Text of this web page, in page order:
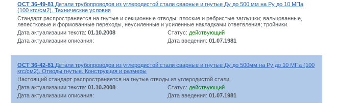
ОСТ 36-49-81 Детали трубопроводов из углеродистой стали сварные и гнутые Ду до 500 мм на Ру до 10 МПа
(100 кгс/см2). Технические условия
Стандарт распространяется на гнутые и секционные отводы; плоские и ребристые заглушки; вальцованные,
лепестковые и формованные переходы, неусиленные и усиленные накладками ответвления; тройники.
Дата актуализации текста: 01.10.2008 Статус: действующий
Дата актуализации описания:
Дата введения: 01.07.1981
ОСТ 36-42-81 Детали трубопроводов из углеродистой стали сварные и гнутые Ду до 500мм на Ру до 10 МПа (100
кгс/см2). Отводы гнутые. Конструкция и размеры
Настоящий стандарт распространяется на гнутые отводы из углеродистой стали.
Дата актуализации текста: 01.10.2008 Статус: действующий
Дата актуализации описания:
Дата введения: 01.07.1981